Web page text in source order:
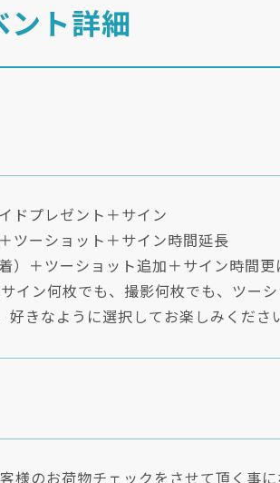
ント詳細
ドプレゼント＋サイン
ツーショット＋サイン時間延長
）＋ツーショット追加＋サイン時間更
イン何枚でも、撮影何枚でも、ツー
きなように選択してお楽しみくださ
様のお荷物チェックをさせて頂く事に